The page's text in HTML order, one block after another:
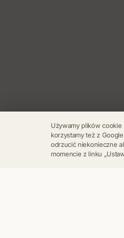
RegulaminPolityka
Używamy plików cookie
korzystamy też z
odrzucić niekonieczne
momencie z linku